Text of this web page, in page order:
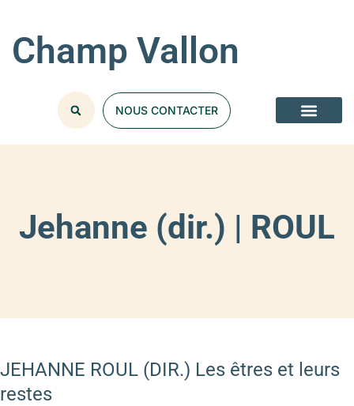
Champ Vallon
NOUS CONTACTER
Jehanne (dir.) | ROUL
JEHANNE ROUL (DIR.) Les êtres et leurs
restes